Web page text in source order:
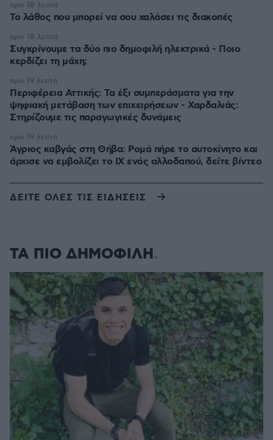
Το λάθος που μπορεί να σου χαλάσει τις διακοπές
πριν 18 λεπτά
Συγκρίνουμε τα δύο πιο δημοφιλή ηλεκτρικά - Ποιο
κερδίζει τη μάχη;
πριν 18 λεπτά
Περιφέρεια Αττικής: Τα έξι συμπεράσματα για την
ψηφιακή μετάβαση των επιχειρήσεων - Χαρδαλιάς:
Στηρίζουμε τις παραγωγικές δυνάμεις
πριν 19 λεπτά
Άγριος καβγάς στη Θήβα: Ρομά πήρε το αυτοκίνητο και
άρχισε να εμβολίζει το ΙΧ ενός αλλοδαπού, δείτε βίντεο
πριν 19 λεπτά
ΔΕΙΤΕ ΟΛΕΣ ΤΙΣ ΕΙΔΗΣΕΙΣ
ΤΑ ΠΙΟ ΔΗΜΟΦΙΛΗ